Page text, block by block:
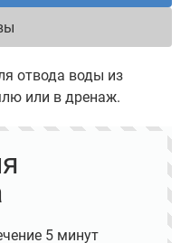
отвода воды из
или в дренаж.
5 минут